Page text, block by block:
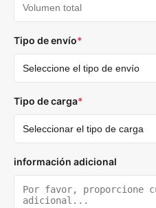
Tipo de envío*
Tipo de carga*
información adicional